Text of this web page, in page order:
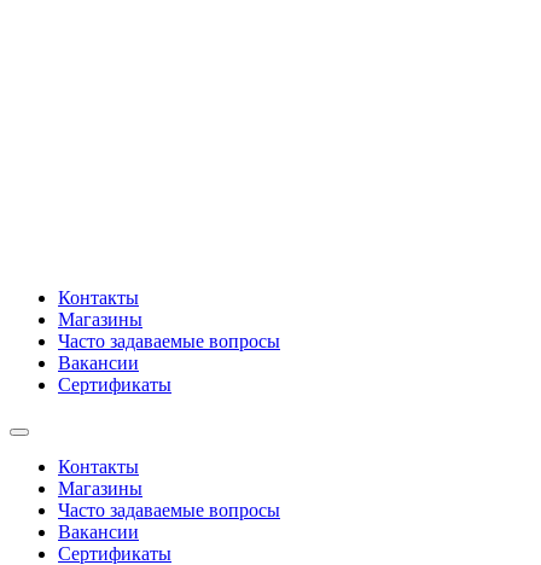
Контакты
Магазины
Часто задаваемые вопросы
Вакансии
Сертификаты
Контакты
Магазины
Часто задаваемые вопросы
Вакансии
Сертификаты